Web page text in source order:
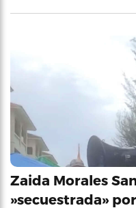
Zaida Morales
»secuestrada»